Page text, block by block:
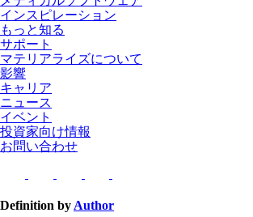
インスピレーション
もっと知る
サポート
マテリアライズについて
影響
キャリア
ニュース
イベント
投資家向け情報
お問い合わせ
Definition by Author